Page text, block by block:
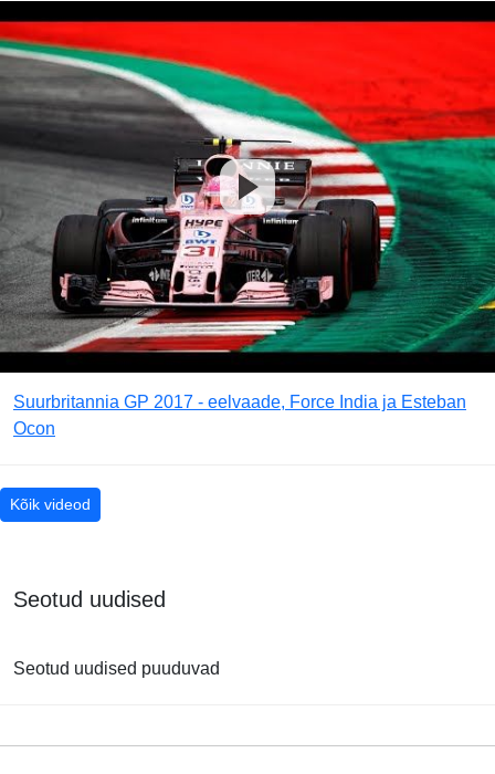
Suurbritannia GP 2017 - eelvaade, Force India ja Esteban
Ocon
Kõik videod
Seotud uudised
Seotud uudised puuduvad